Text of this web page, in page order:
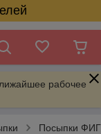
рабочее
Посыпки